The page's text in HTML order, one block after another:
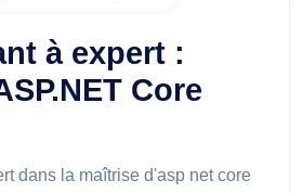
à expert :
Core
dans la maîtrise d'asp net core